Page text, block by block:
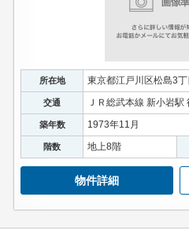
所在地 東京都江戸川区松島3丁
交通 ＪＲ総武本線 新小岩駅
築年数 1973年11月
階数 地上8階
物件詳細